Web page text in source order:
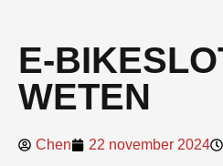
E-
WETEN
Chen 22 november 2024